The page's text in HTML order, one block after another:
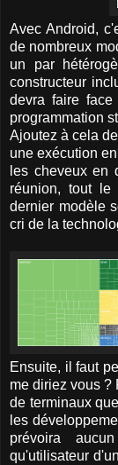
Avec Android,
de nombreux
un par
constructeur
devra faire
programmation
Ajoutez à cela
une exécution
les cheveux en
réunion, tout
dernier modèle
cri de la
Ensuite, il faut
me diriez vous ?
de terminaux
les
prévoira
qu'utilisateur